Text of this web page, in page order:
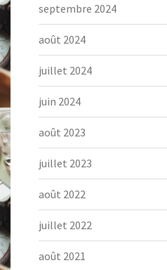
septembre 2024
août 2024
juillet 2024
juin 2024
août 2023
juillet 2023
août 2022
juillet 2022
août 2021